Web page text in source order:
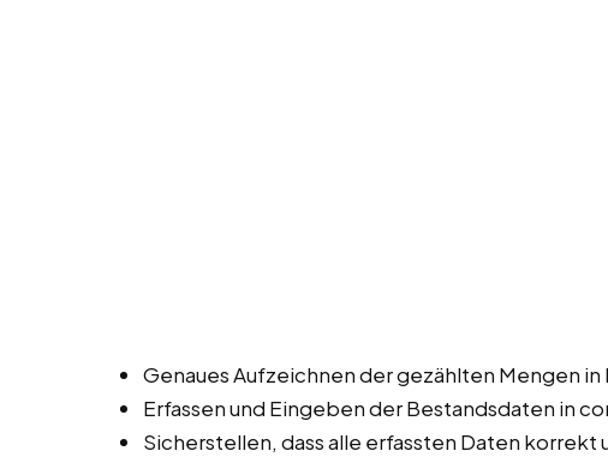
Genaues Aufzeichnen der gezählten Mengen
Erfassen und Eingeben der Bestandsdaten in
Sicherstellen, dass alle erfassten Daten korrekt